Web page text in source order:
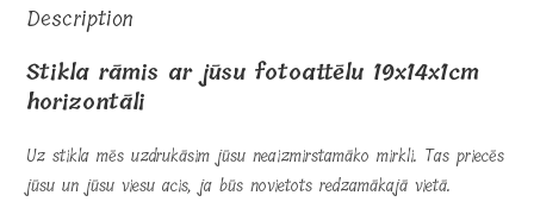
Description
Stikla rāmis ar jūsu fotoattēlu 19x14x1cm
horizontāli
Uz stikla mēs uzdrukāsim jūsu neaizmirstamāko mirkli. Tas priecēs
jūsu un jūsu viesu acis, ja būs novietots redzamākajā vietā.